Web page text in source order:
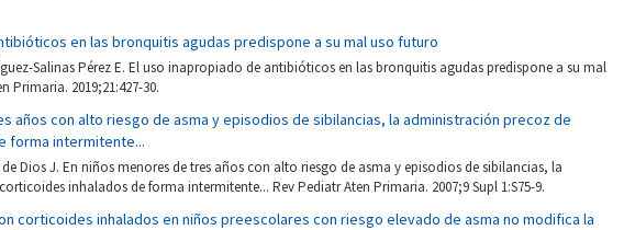
en las bronquitis agudas predispone a su mal uso futuro
Salinas Pérez E. El uso inapropiado de antibióticos en las bronquitis agudas predispone a su mal
Primaria. 2019;21:427-30.
años con alto riesgo de asma y episodios de sibilancias, la administración precoz de
forma intermitente...
Dios J. En niños menores de tres años con alto riesgo de asma y episodios de sibilancias, la
inhalados de forma intermitente... Rev Pediatr Aten Primaria. 2007;9 Supl 1:S75-9.
corticoides inhalados en niños preescolares con riesgo elevado de asma no modifica la